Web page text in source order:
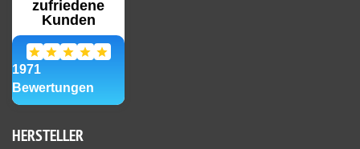
HERSTELLER